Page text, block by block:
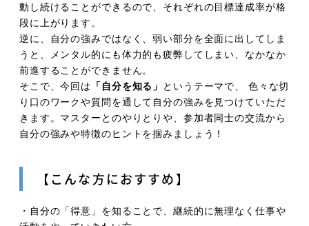
動し続けることができるので、それぞれの目標達成率が格
段に上がります。
逆に、自分の強みではなく、弱い部分を全面に出してしま
うと、メンタル的にも体力的も疲弊してしまい、なかなか
前進することができません。
そこで、今回は
「自分を知る」
というテーマで、 色々な切
り口のワークや質問を通して自分の強みを見つけていただ
きます。マスターとのやりとりや、参加者同士の交流から
自分の強みや特徴のヒントを掴みましょう！
【こんな方におすすめ】
・自分の「得意」を知ることで、継続的に無理なく仕事や